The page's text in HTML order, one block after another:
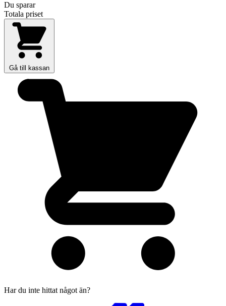
Du sparar
Totala priset
Gå till kassan
Har du inte hittat något än?